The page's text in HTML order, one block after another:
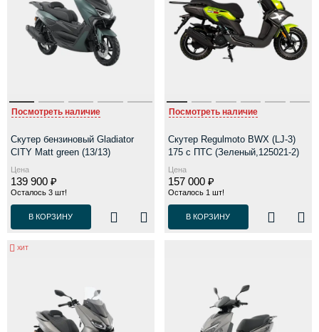
Посмотреть наличие
Скутер бензиновый Gladiator
CITY Matt green (13/13)
Цена
139 900 ₽
Осталось 3 шт!
В КОРЗИНУ
Посмотреть наличие
Скутер Regulmoto BWX (LJ-3)
175 c ПТС (Зеленый,125021-2)
Цена
157 000 ₽
Осталось 1 шт!
В КОРЗИНУ
ХИТ